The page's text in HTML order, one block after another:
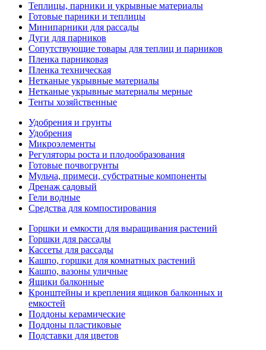
Теплицы, парники и укрывные материалы
Готовые парники и теплицы
Минипарники для рассады
Дуги для парников
Сопутствующие товары для теплиц и парников
Пленка парниковая
Пленка техническая
Нетканые укрывные материалы
Нетканые укрывные материалы мерные
Тенты хозяйственные
Удобрения и грунты
Удобрения
Микроэлементы
Регуляторы роста и плодообразования
Готовые почвогрунты
Мульча, примеси, субстратные компоненты
Дренаж садовый
Гели водные
Средства для компостирования
Горшки и емкости для выращивания растений
Горшки для рассады
Кассеты для рассады
Кашпо, горшки для комнатных растений
Кашпо, вазоны уличные
Ящики балконные
Кронштейны и крепления ящиков балконных и
емкостей
Поддоны керамические
Поддоны пластиковые
Подставки для цветов